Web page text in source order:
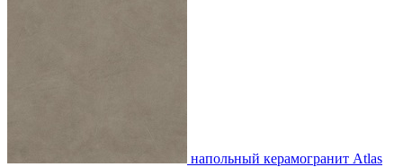
напольный керамогранит Atlas